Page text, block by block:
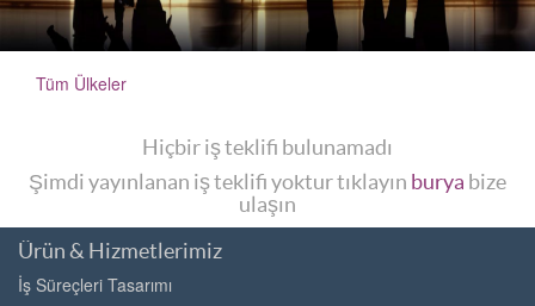
Tüm Ülkeler
Hiçbir iş teklifi bulunamadı
Şimdi yayınlanan iş teklifi yoktur tıklayın burya bize
ulaşın
Ürün & Hizmetlerimiz
İş Süreçleri Tasarımı